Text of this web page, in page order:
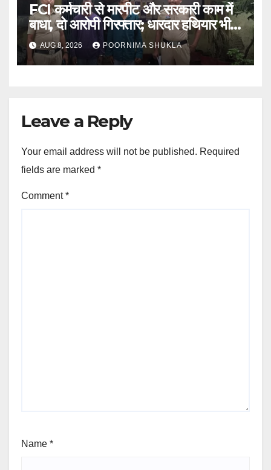
FCI कर्मचारी से मारपीट और सरकारी काम में
बाधा, दो आरोपी गिरफ्तार; धारदार हथियार भी
जब्त…
AUG 8, 2026 POORNIMA SHUKLA
Leave a Reply
Your email address will not be published. Required
fields are marked *
Comment*
Name *